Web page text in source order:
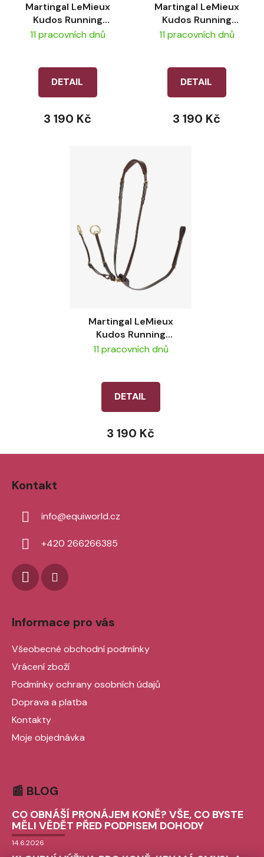
Martingal LeMieux
Kudos Running
Black/Silver
11 pracovních dnů
DETAIL
3 190 Kč
Martingal LeMieux
Kudos Running
Brown/Brass
11 pracovních dnů
DETAIL
3 190 Kč
Martingal LeMieux
Kudos Running
Havana/Brass
11 pracovních dnů
DETAIL
3 190 Kč
Kontakt
info@equiworld.cz
+420 266266385
Informace pro vás
Všeobecné obchodní podmínky
Vrácení zboží
Podmínky ochrany osobních údajů
Doprava a platba
Kontakty
Moje objednávka
📰 BLOG
CO OBNÁŠÍ PRONÁJEM KONĚ? VŠE, CO BYSTE
MĚLI VĚDĚT PŘED PODPISEM DOHODY
14.6.2026